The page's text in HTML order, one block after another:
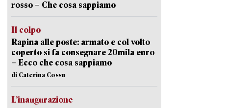
rosso – Che cosa sappiamo
Il colpo
Rapina alle poste: armato e col volto
coperto si fa consegnare 20mila euro
– Ecco che cosa sappiamo
di Caterina Cossu
L’inaugurazione